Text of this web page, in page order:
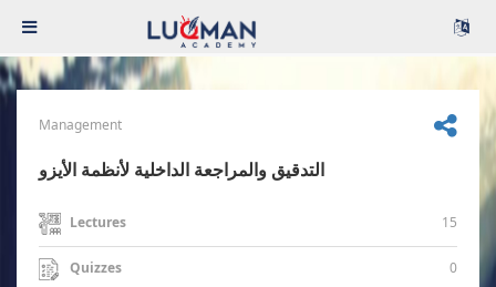
Management
التدقيق والمراجعة الداخلية لأنظمة الأيزو
Lectures 15
Quizzes 0